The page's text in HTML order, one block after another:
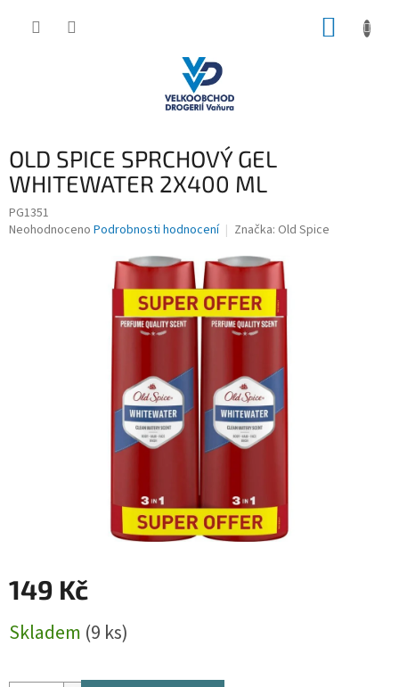
OLD SPICE SPRCHOVÝ GEL
WHITEWATER 2X400 ML
PG1351
Průměrné
Neohodnoceno Podrobnosti hodnocení Značka: Old Spice
149 Kč
cena:
Skladem (9 ks)